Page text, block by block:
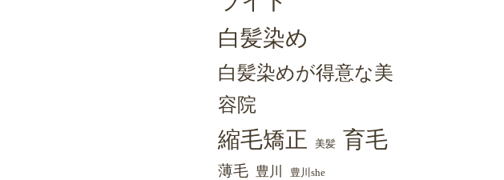
白髪染め
白髪染めが得意な美
容院
縮毛矯正 美髪 育毛
薄毛 豊川 豊川she